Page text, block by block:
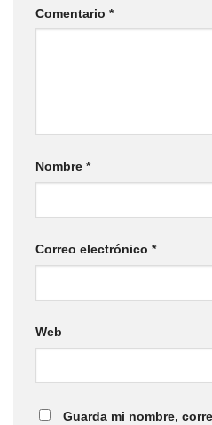
Comentario *
Nombre *
Correo electrónico *
Web
Guarda mi nombre,